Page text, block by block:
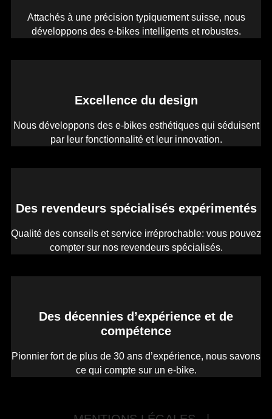
Attachés à une précision typiquement suisse, nous
développons des e-bikes intelligents et robustes.
Excellence du design
Nous développons des e-bikes esthétiques qui séduisent
par leur fonctionnalité et leur innovation.
Des revendeurs spécialisés expérimentés
Qualité des conseils et service irréprochable: vous pouvez
compter sur nos revendeurs spécialisés.
Des décennies d’expérience et de
compétence
Pionnier fort de plus de 30 ans d’expérience, nous savons
ce qui compte sur un e-bike.